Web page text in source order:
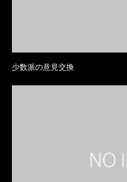
少数派の意見交換